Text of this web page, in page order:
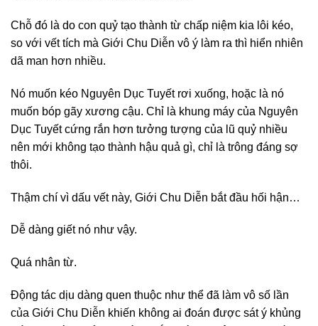
Chỗ đó là do con quỷ tạo thành từ chấp niệm kia lôi kéo,
so với vết tích mà Giới Chu Diễn vô ý làm ra thì hiển nhiên
dã man hơn nhiều.
Nó muốn kéo Nguyên Dục Tuyết rơi xuống, hoặc là nó
muốn bóp gãy xương cậu. Chỉ là khung máy của Nguyên
Dục Tuyết cứng rắn hơn tưởng tượng của lũ quỷ nhiều
nên mới không tạo thành hậu quả gì, chỉ là trông đáng sợ
thôi.
Thậm chí vì dấu vết này, Giới Chu Diễn bắt đầu hối hận…
Dễ dàng giết nó như vậy.
Quá nhân từ.
Động tác dịu dàng quen thuộc như thể đã làm vô số lần
của Giới Chu Diễn khiến không ai đoán được sát ý khủng